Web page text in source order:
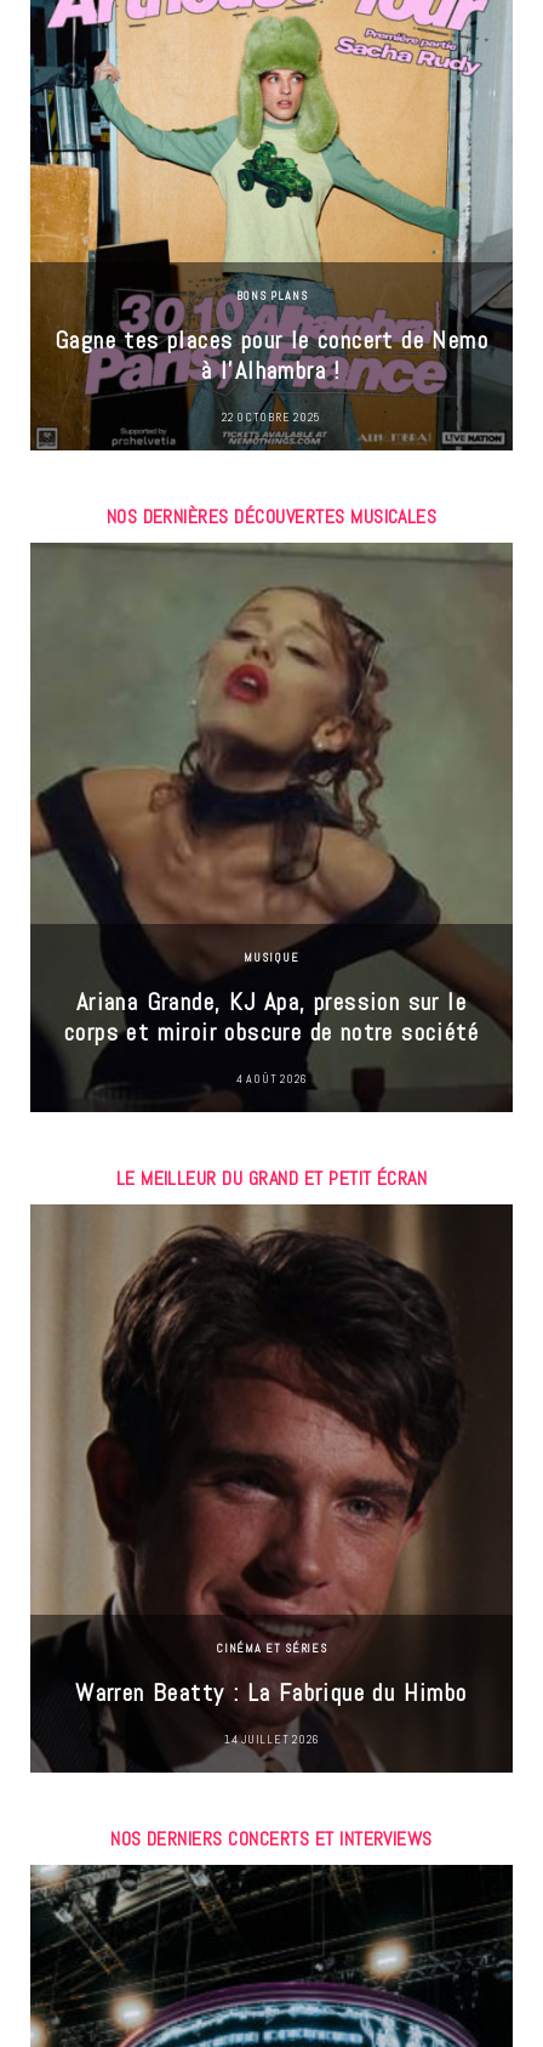
BONS PLANS
Gagne tes places pour le concert de Nemo
à l’Alhambra !
22 OCTOBRE 2025
NOS DERNIÈRES DÉCOUVERTES MUSICALES
MUSIQUE
Ariana Grande, KJ Apa, pression sur le
corps et miroir obscure de notre société
4 AOÛT 2026
LE MEILLEUR DU GRAND ET PETIT ÉCRAN
CINÉMA ET SÉRIES
Warren Beatty : La Fabrique du Himbo
14 JUILLET 2026
NOS DERNIERS CONCERTS ET INTERVIEWS